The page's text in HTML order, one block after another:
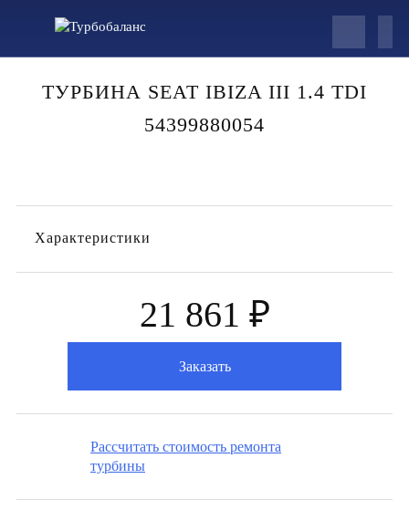
ТУРБИНА SEAT IBIZA III 1.4 TDI
54399880054
Характеристики
21 861 ₽
Заказать
Рассчитать стоимость ремонта
турбины